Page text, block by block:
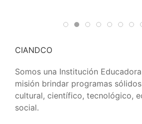
CIANDCO
Somos una Institución
misión brindar programas
cultural, científico, tecnológico,
social.